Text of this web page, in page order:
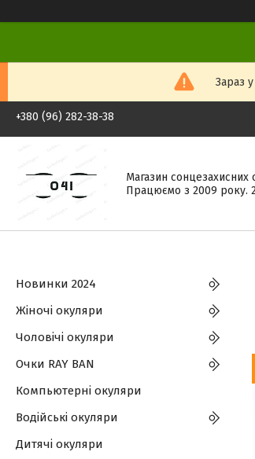
Зараз
+380 (96) 282-38-38
Магазин сонцезахисних
Працюємо з 2009 року.
Новинки 2024
Жіночі окуляри
Чоловічі окуляри
Очки RAY BAN
Компьютерні окуляри
Водійські окуляри
Дитячі окуляри